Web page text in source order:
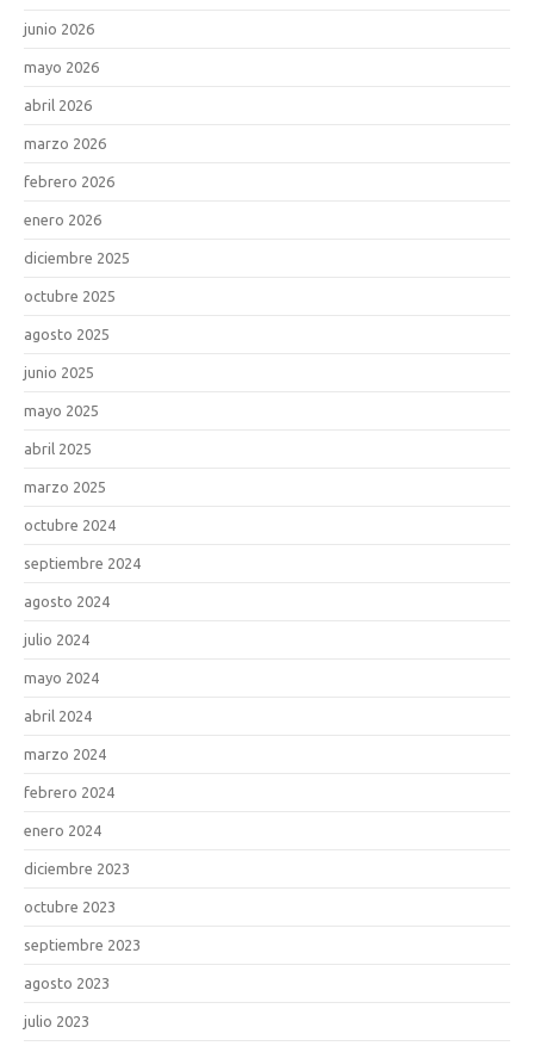
junio 2026
mayo 2026
abril 2026
marzo 2026
febrero 2026
enero 2026
diciembre 2025
octubre 2025
agosto 2025
junio 2025
mayo 2025
abril 2025
marzo 2025
octubre 2024
septiembre 2024
agosto 2024
julio 2024
mayo 2024
abril 2024
marzo 2024
febrero 2024
enero 2024
diciembre 2023
octubre 2023
septiembre 2023
agosto 2023
julio 2023